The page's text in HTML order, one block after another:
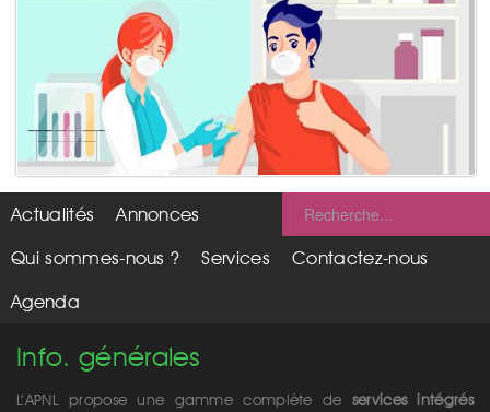
Actualités
Annonces
Qui sommes-nous ?
Services
Contactez-nous
Agenda
Info. générales
L’APNL propose une gamme complète de services intégrés